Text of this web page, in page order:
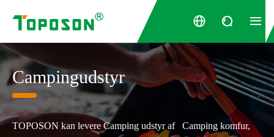
  
Campingudstyr
TOPOSON kan levere Camping udstyr af Camping komfur,